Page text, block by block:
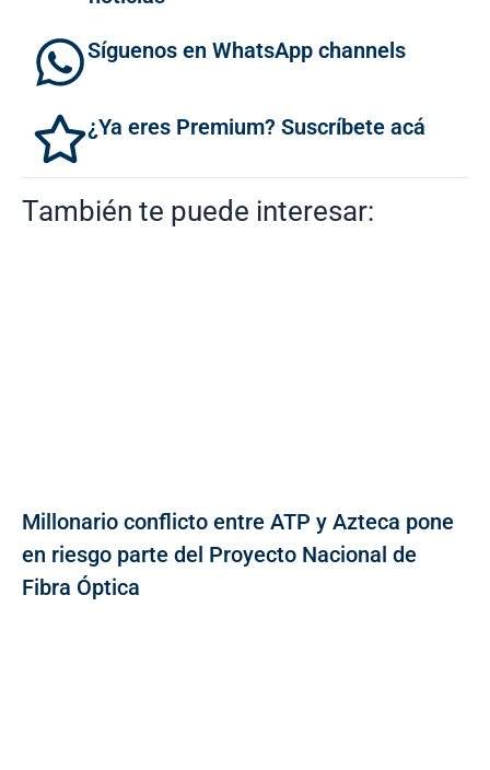
Síguenos en WhatsApp channels
¿Ya eres Premium? Suscríbete acá
También te puede interesar:
Millonario conflicto entre ATP y Azteca pone
en riesgo parte del Proyecto Nacional de
Fibra Óptica